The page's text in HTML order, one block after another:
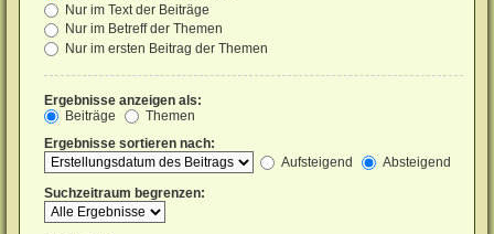
Nur im Text der Beiträge
Nur im Betreff der Themen
Nur im ersten Beitrag der Themen
Ergebnisse anzeigen als:
Beiträge
Themen
Ergebnisse sortieren nach:
Aufsteigend
Absteigend
Suchzeitraum begrenzen: